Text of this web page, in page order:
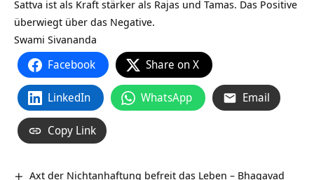
Sattva ist als Kraft stärker als Rajas und Tamas. Das Positive
überwiegt über das Negative.
Swami Sivananda
Facebook Share on X
LinkedIn WhatsApp Email
Copy Link
Axt der Nichtanhaftung befreit das Leben – Bhagavad